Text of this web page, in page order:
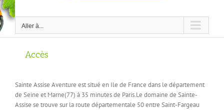
Aller à...
Accès
Sainte Assise Aventure est situé en Ile de France dans le département
de Seine et Marne(77) à 35 minutes de Paris.Le domaine de Sainte-
Assise se trouve sur la route départementale 50 entre Saint-Fargeau